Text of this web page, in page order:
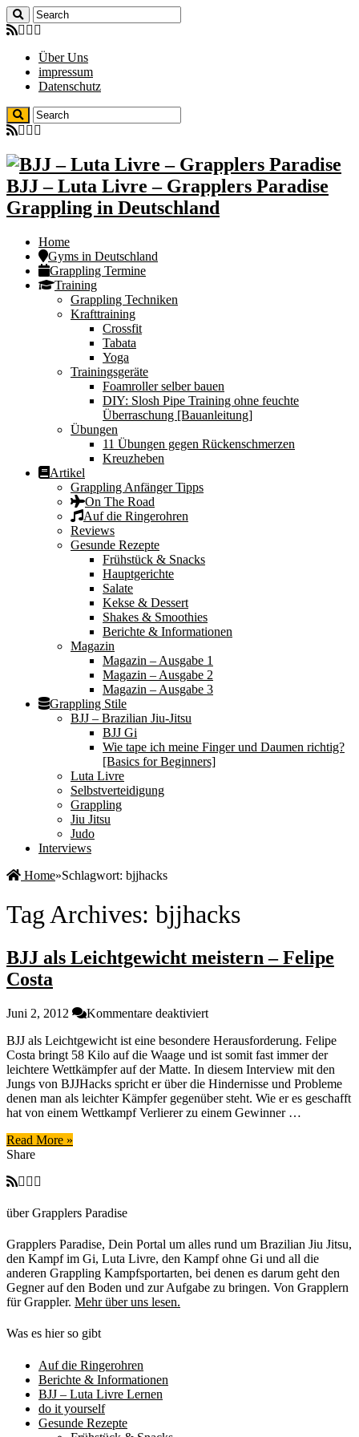
Über Uns
impressum
Datenschutz
BJJ – Luta Livre – Grapplers Paradise
Grappling in Deutschland
Home
Gyms in Deutschland
Grappling Termine
Training
Grappling Techniken
Krafttraining
Crossfit
Tabata
Yoga
Trainingsgeräte
Foamroller selber bauen
DIY: Slosh Pipe Training ohne feuchte
Überraschung [Bauanleitung]
Übungen
11 Übungen gegen Rückenschmerzen
Kreuzheben
Artikel
Grappling Anfänger Tipps
On The Road
Auf die Ringerohren
Reviews
Gesunde Rezepte
Frühstück & Snacks
Hauptgerichte
Salate
Kekse & Dessert
Shakes & Smoothies
Berichte & Informationen
Magazin
Magazin – Ausgabe 1
Magazin – Ausgabe 2
Magazin – Ausgabe 3
Grappling Stile
BJJ – Brazilian Jiu-Jitsu
BJJ Gi
Wie tape ich meine Finger und Daumen richtig?
[Basics for Beginners]
Luta Livre
Selbstverteidigung
Grappling
Jiu Jitsu
Judo
Interviews
Home»Schlagwort: bjjhacks
Tag Archives: bjjhacks
BJJ als Leichtgewicht meistern – Felipe
Costa
Juni 2, 2012 Kommentare deaktiviertfür
als
Leichtgewicht
meistern
–
Felipe
Costa
BJJ als Leichtgewicht ist eine besondere Herausforderung. Felipe
Costa bringt 58 Kilo auf die Waage und ist somit fast immer der
leichtere Wettkämpfer auf der Matte. In diesem Interview mit den
Jungs von BJJHacks spricht er über die Hindernisse und Probleme
denen man als leichter Kämpfer gegenüber steht. Wie er es geschafft
hat von einem Wettkampf Verlierer zu einem Gewinner …
Read More »
Share
über Grapplers Paradise
Grapplers Paradise, Dein Portal um alles rund um Brazilian Jiu Jitsu,
den Kampf im Gi, Luta Livre, den Kampf ohne Gi und all die
anderen Grappling Kampfsportarten, bei denen es darum geht den
Gegner auf den Boden und zur Aufgabe zu bringen. Von Grapplern
für Grappler. Mehr über uns lesen.
Was es hier so gibt
Auf die Ringerohren
Berichte & Informationen
BJJ – Luta Livre Lernen
do it yourself
Gesunde Rezepte